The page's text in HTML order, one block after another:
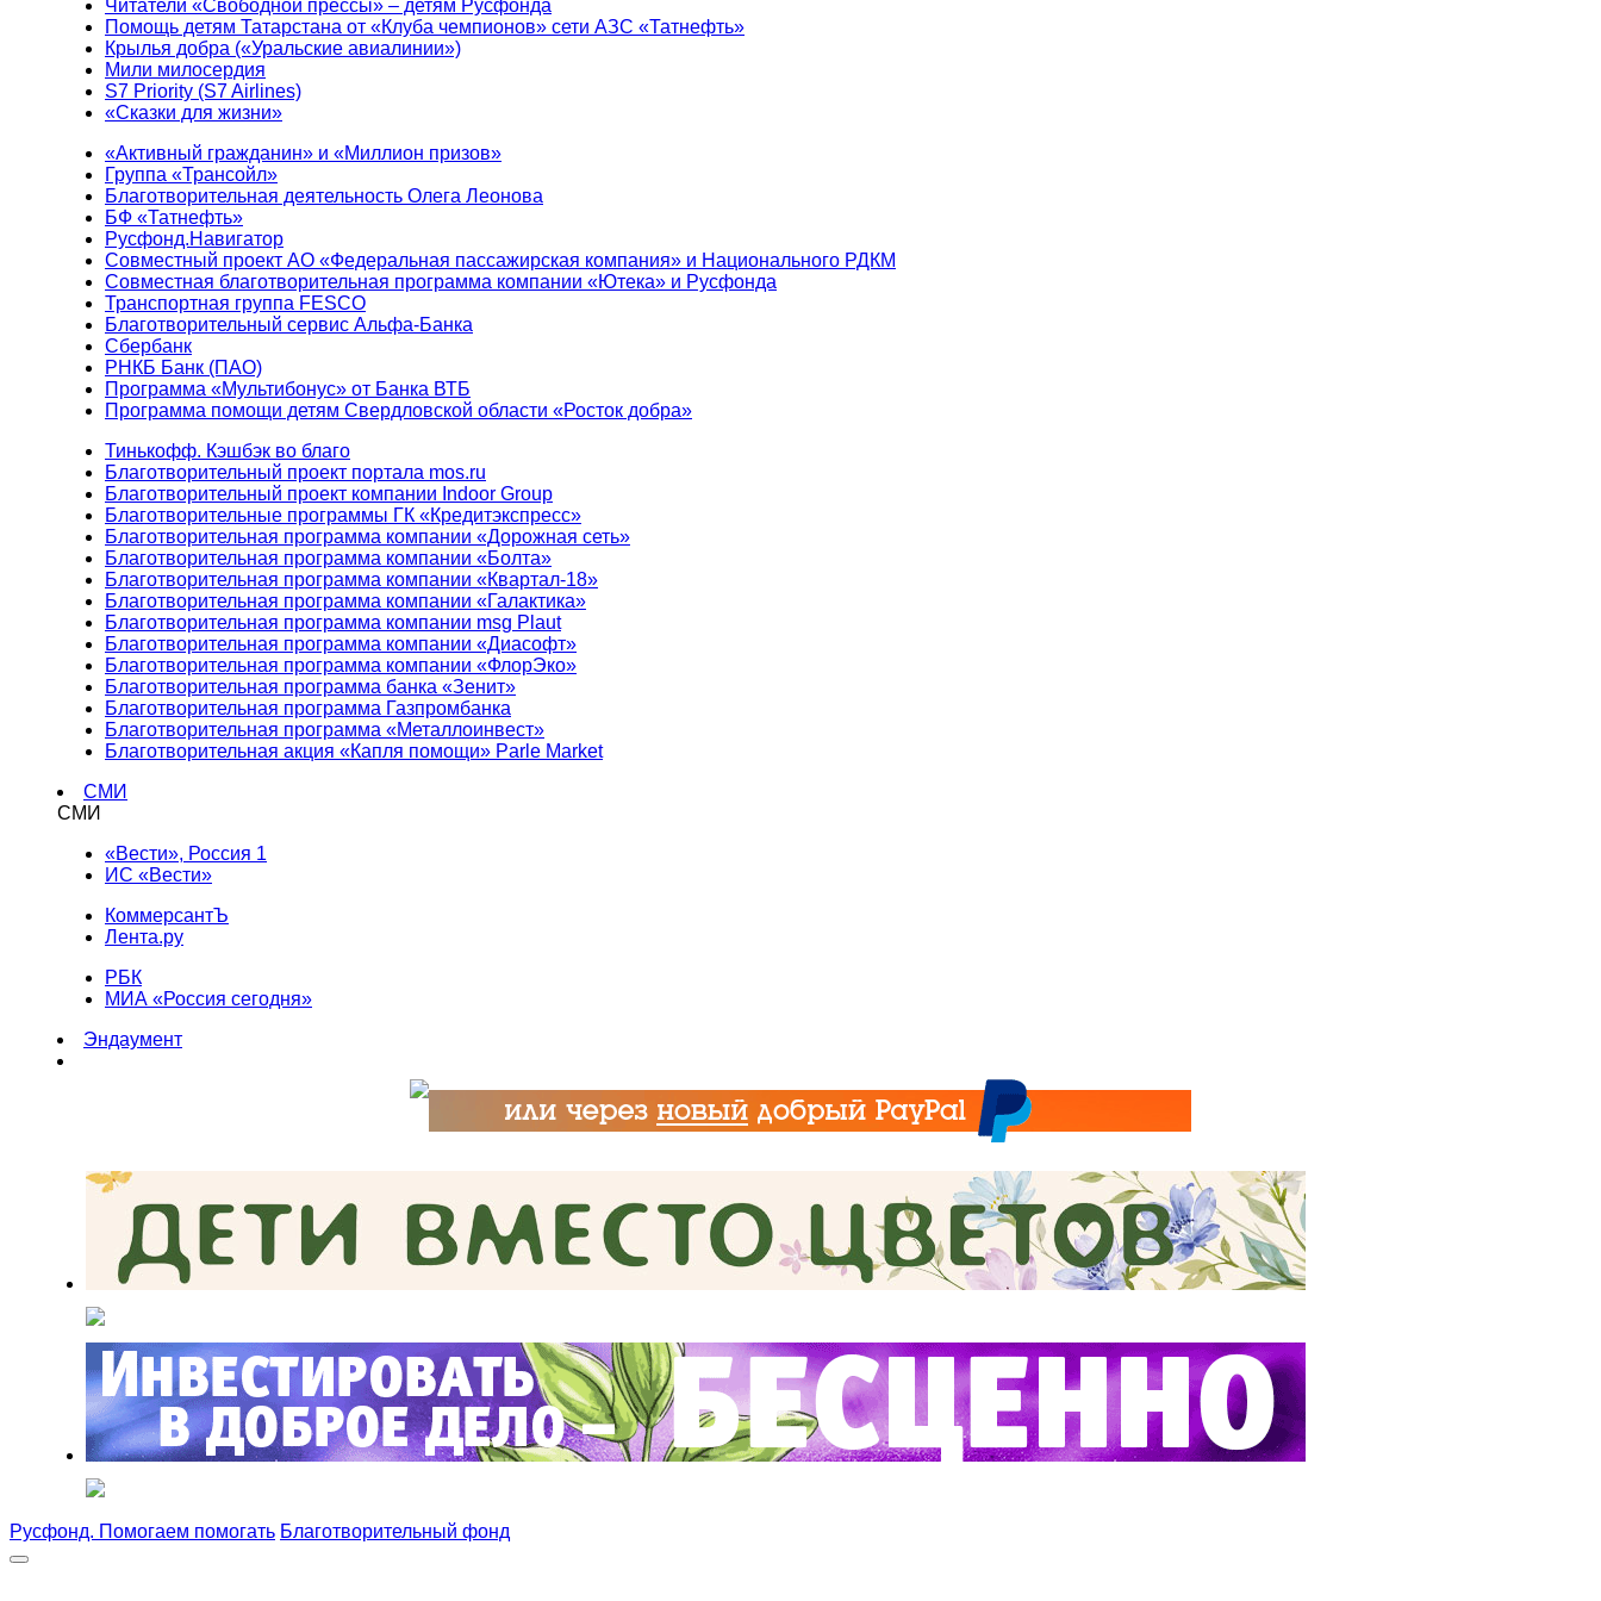
Читатели «Свободной прессы» – детям Русфонда
Помощь детям Татарстана от «Клуба чемпионов» сети АЗС «Татнефть»
Крылья добра («Уральские авиалинии»)
Мили милосердия
S7 Priority (S7 Airlines)
«Сказки для жизни»
«Активный гражданин» и «Миллион призов»
Группа «Трансойл»
Благотворительная деятельность Олега Леонова
БФ «Татнефть»
Русфонд.Навигатор
Совместный проект АО «Федеральная пассажирская компания» и Национального РДКМ
Совместная благотворительная программа компании «Ютека» и Русфонда
Транспортная группа FESCO
Благотворительный сервис Альфа-Банка
Сбербанк
РНКБ Банк (ПАО)
Программа «Мультибонус» от Банка ВТБ
Программа помощи детям Свердловской области «Росток добра»
Тинькофф. Кэшбэк во благо
Благотворительный проект портала mos.ru
Благотворительный проект компании Indoor Group
Благотворительные программы ГК «Кредитэкспресс»
Благотворительная программа компании «Дорожная сеть»
Благотворительная программа компании «Болта»
Благотворительная программа компании «Квартал-18»
Благотворительная программа компании «Галактика»
Благотворительная программа компании msg Plaut
Благотворительная программа компании «Диасофт»
Благотворительная программа компании «ФлорЭко»
Благотворительная программа банка «Зенит»
Благотворительная программа Газпромбанка
Благотворительная программа «Металлоинвест»
Благотворительная акция «Капля помощи» Parle Market
СМИ
СМИ
«Вести», Россия 1
ИС «Вести»
КоммерсантЪ
Лента.ру
РБК
МИА «Россия сегодня»
Эндаумент
Русфонд. Помогаем помогать Благотворительный фонд